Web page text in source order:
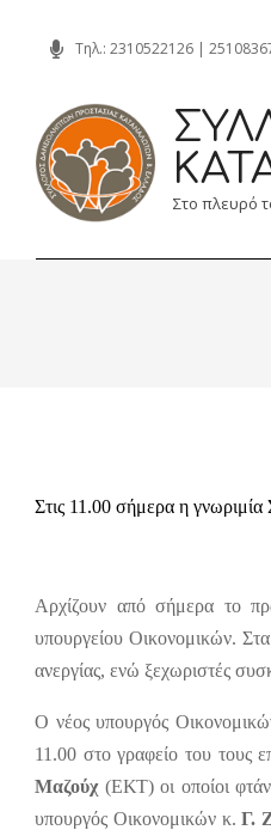
content
Τηλ.: 2310522126 |
Στο πλευρό
Στις 11.00 σήμερα η
Αρχίζουν από σήμερα το
υπουργείου Οικονομικών.
ανεργίας, ενώ ξεχωριστές
Ο νέος υπουργός
11.00 στο γραφείο του τους
Μαζούχ(ΕΚΤ) οι οποίοι
υπουργός Οικονομικών κ.Γ.